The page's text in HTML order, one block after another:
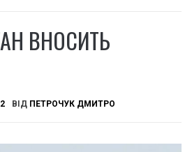
ВНОСИТЬ
ВІД ПЕТРОЧУК ДМИТРО